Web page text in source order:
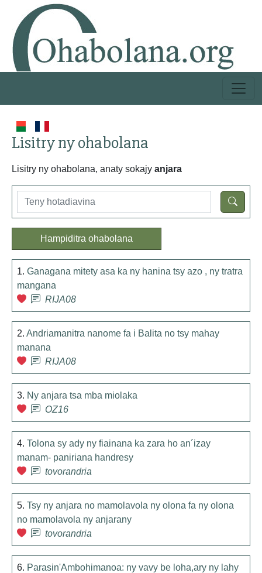
Lisitry ny ohabolana
Lisitry ny ohabolana, anaty sokajy anjara
Hampiditra ohabolana
1. Ganagana mitety asa ka ny hanina tsy azo , ny tratra
mangana
RIJA08
2. Andriamanitra nanome fa i Balita no tsy mahay
manana
RIJA08
3. Ny anjara tsa mba miolaka
OZ16
4. Tolona sy ady ny fiainana ka zara ho an´izay
manam- paniriana handresy
tovorandria
5. Tsy ny anjara no mamolavola ny olona fa ny olona
no mamolavola ny anjarany
tovorandria
6. Parasin'Ambohimanoa: ny vavy be loha,ary ny lahy